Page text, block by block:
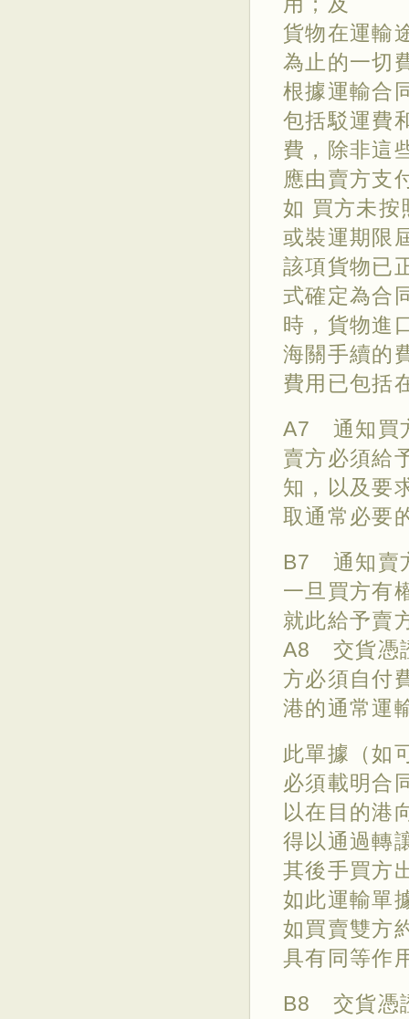
貨物在運輸
為止的一切
根據運輸合
包括駁運費
費，除非這
應由賣方支
如 買方未按
或裝運期限
該項貨物已
式確定為合
時，貨物進
海關手續的
費用已包括
A7 通知買
賣方必須給
知，以及要
取通常必要
B7 通知賣
一旦買方有
就此給予賣
A8 交貨憑
方必須自付
港的通常運
此單據（如
必須載明合
以在目的港
得以通過轉
其後手買方
如此運輸單
如買賣雙方
具有同等作
B8 交貨憑